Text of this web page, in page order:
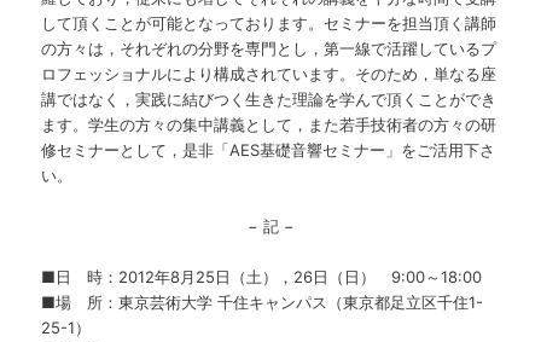
して頂くことが可能となっております。セミナーを担当頂く講師
の方々は，それぞれの分野を専門とし，第一線で活躍しているプ
ロフェッショナルにより構成されています。そのため，単なる座
講ではなく，実践に結びつく生きた理論を学んで頂くことができ
ます。学生の方々の集中講義として，また若手技術者の方々の研
修セミナーとして，是非「AES基礎音響セミナー」をご活用下さ
い。
− 記 −
■日 時：2012年8月25日（土），26日（日） 9:00～18:00
■場 所：東京芸術大学 千住キャンパス（東京都足立区千住1-
25-1）